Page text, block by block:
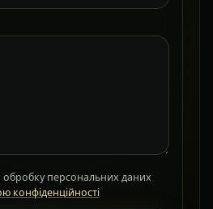
персональних даних
конфіденційності